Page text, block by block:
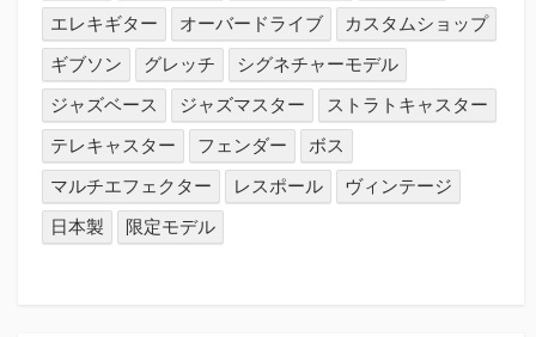
エレキギター
オーバードライブ
カスタムショップ
ギブソン
グレッチ
シグネチャーモデル
ジャズベース
ジャズマスター
ストラトキャスター
テレキャスター
フェンダー
ボス
マルチエフェクター
レスポール
ヴィンテージ
日本製
限定モデル